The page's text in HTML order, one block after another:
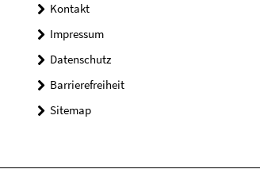
Kontakt
Impressum
Datenschutz
Barrierefreiheit
Sitemap